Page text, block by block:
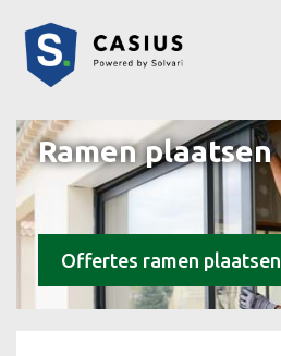
Ramen plaatsen
Offertes ramen plaatsen